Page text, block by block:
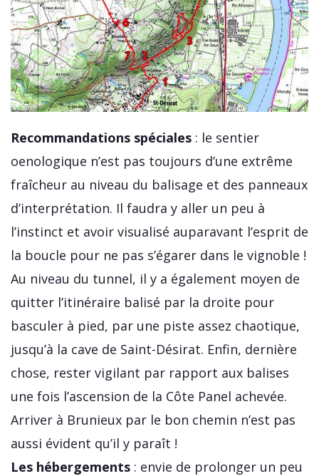
Recommandations spéciales : le sentier
oenologique n’est pas toujours d’une extrême
fraîcheur au niveau du balisage et des panneaux
d’interprétation. Il faudra y aller un peu à
l’instinct et avoir visualisé auparavant l’esprit de
la boucle pour ne pas s’égarer dans le vignoble !
Au niveau du tunnel, il y a également moyen de
quitter l’itinéraire balisé par la droite pour
basculer à pied, par une piste assez chaotique,
jusqu’à la cave de Saint-Désirat. Enfin, dernière
chose, rester vigilant par rapport aux balises
une fois l’ascension de la Côte Panel achevée.
Arriver à Brunieux par le bon chemin n’est pas
aussi évident qu’il y paraît !
Les hébergements : envie de prolonger un peu